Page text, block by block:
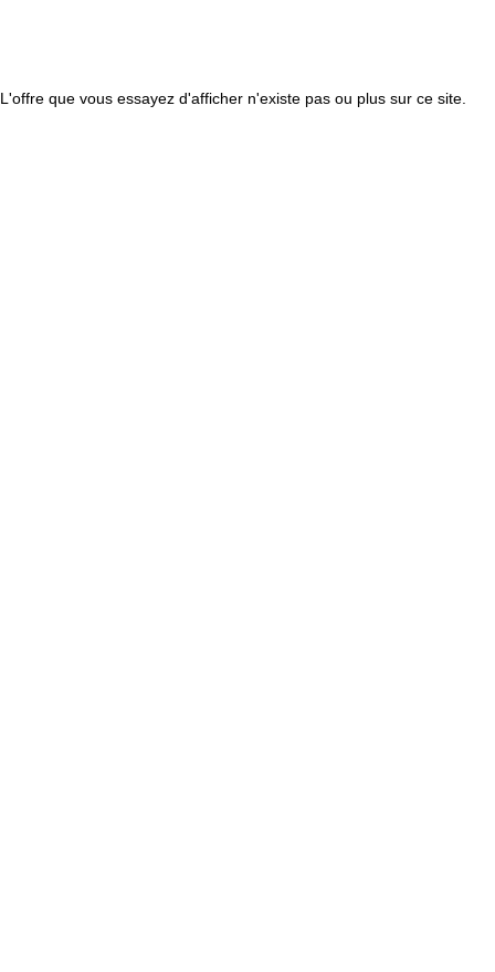
L'offre que vous essayez d'afficher n'existe pas ou plus sur ce site.